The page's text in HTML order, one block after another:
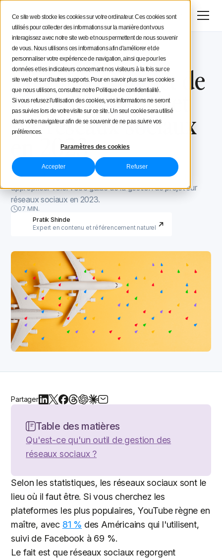
Ce site web stocke les cookies sur votre ordinateur. Ces cookies sont
utilisés pour collecter des informations sur la manière dont vous
interagissez avec notre site web et nous permettent de nous souvenir
de vous. Nous utilisons ces informations afin d'améliorer et de
personnaliser votre expérience de navigation, ainsi que pour les
données et les indicateurs concernant nos visiteurs à la fois sur ce
site web et sur d'autres supports. Pour en savoir plus sur les cookies
que nous utilisons, consultez notre Politique de confidentialité.
Si vous refusez l'utilisation des cookies, vos informations ne seront
pas suivies lors de votre visite sur ce site. Un seul cookie sera utilisé
dans votre navigateur afin de se souvenir de ne pas suivre vos
préférences.
Paramètres des cookies
Accepter Refuser
Essai gratuit
Menu
Stratégie social media
Conseils aux créateurs
Iconosquare
Blog Iconosquare Processus et organisation
Processus et organisation April 3, 2023
Un guide complet de
la gestion de projet
sur réseaux sociaux
en 2023
La mise en place de réseaux sociaux est une tâche
difficile. Elle nécessite des compétences et des outils
appropriés. Voici votre guide de la gestion de projet sur
réseaux sociaux en 2023.
07 MIN.
Pratik Shinde
Expert en contenu et référencement naturel
Partager
Table des matières
Qu'est-ce qu'un outil de gestion des
réseaux sociaux ?
Selon les statistiques, les réseaux sociaux sont le
lieu où il faut être. Si vous cherchez les
plateformes les plus populaires, YouTube règne en
maître, avec 81 % des Américains qui l'utilisent,
suivi de Facebook à 69 %.
Le fait est que réseaux sociaux regorgent